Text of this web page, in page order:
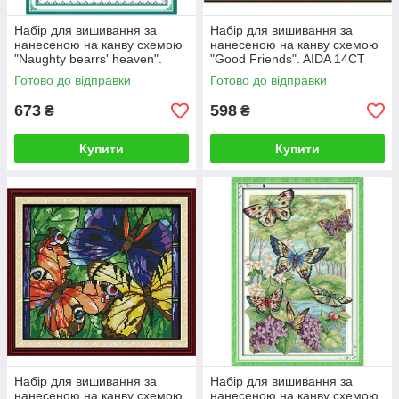
Набір для вишивання за
нанесеною на канву схемою
"Naughty bearrs' heaven".
AIDA 14CT printed , 41*51 см
Готово до відправки
673 ₴
Купити
Набір для вишивання за
нанесеною на канву схемою
"Good Friends". AIDA 14CT
printed 35*31 см
Готово до відправки
598 ₴
Купити
Набір для вишивання за
нанесеною на канву схемою
Набір для вишивання за
нанесеною на канву схемою